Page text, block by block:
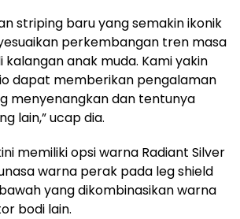
striping baru yang semakin ikonik
perkembangan tren masa
kalangan anak muda. Kami yakin
dapat memberikan pengalaman
menyenangkan dan tentunya
lain,” ucap dia.
memiliki opsi warna Radiant Silver
warna perak pada leg shield
yang dikombinasikan warna
bodi lain.